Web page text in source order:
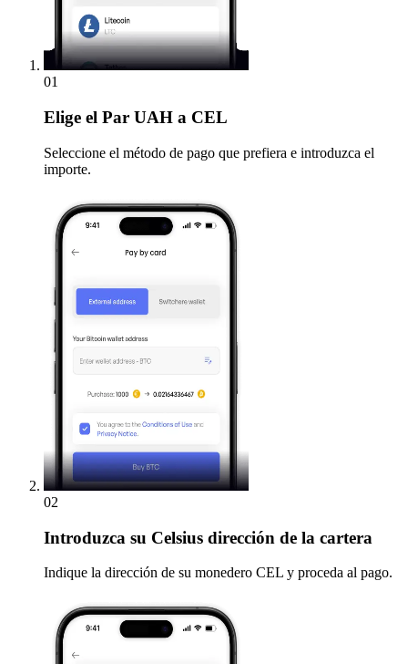
01
Elige el Par UAH a CEL
Seleccione el método de pago que prefiera e introduzca el
importe.
02
Introduzca su Celsius dirección de la cartera
Indique la dirección de su monedero CEL y proceda al pago.